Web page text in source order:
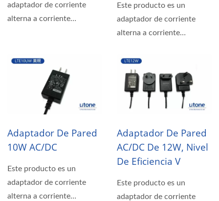
adaptador de corriente
alterna a corriente
Este producto es un
adaptador de corriente
alterna a corriente
enchufe...
Adaptador De Pared
10W AC/DC
Este producto es un
adaptador de corriente
alterna a corriente
Adaptador De Pared
AC/DC De 12W, Nivel
De Eficiencia V
Este producto es un
adaptador de corriente